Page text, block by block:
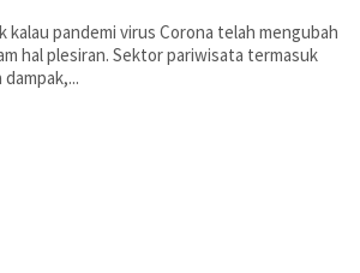
kalau pandemi virus Corona telah mengubah
hal plesiran. Sektor pariwisata termasuk